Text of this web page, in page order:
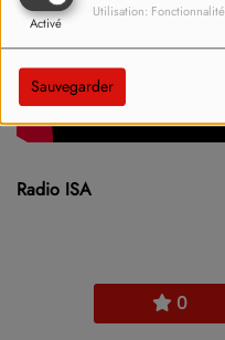
Activé
Utilisation: Fonctionnalité
Sauvegarder
0
Radio ISA